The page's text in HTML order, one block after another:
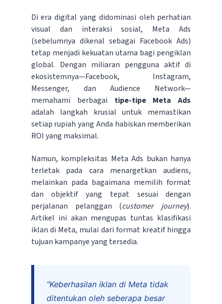
Di era digital yang didominasi oleh perhatian
visual dan interaksi sosial, Meta Ads
(sebelumnya dikenal sebagai Facebook Ads)
tetap menjadi kekuatan utama bagi pengiklan
global. Dengan miliaran pengguna aktif di
ekosistemnya—Facebook, Instagram,
Messenger, dan Audience Network—
memahami berbagai tipe-tipe Meta Ads
adalah langkah krusial untuk memastikan
setiap rupiah yang Anda habiskan memberikan
ROI yang maksimal.
Namun, kompleksitas Meta Ads bukan hanya
terletak pada cara menargetkan audiens,
melainkan pada bagaimana memilih format
dan objektif yang tepat sesuai dengan
perjalanan pelanggan (customer journey).
Artikel ini akan mengupas tuntas klasifikasi
iklan di Meta, mulai dari format kreatif hingga
tujuan kampanye yang tersedia.
"Keberhasilan iklan di Meta tidak
ditentukan oleh seberapa besar